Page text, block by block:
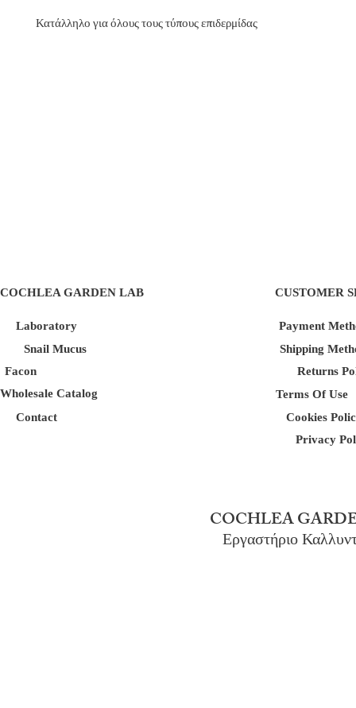
Κατάλληλογια όλους τους τύπους επιδερμίδας
COCHLEA GARDEN LAB
Laboratory
Snail Mucus
Facon
Wholesale Catalog
Contact
CUSTOMER
Payment
Shipping
Returns
Terms Of Use
Cookies
Privacy
COCHLEA
Εργαστήριο